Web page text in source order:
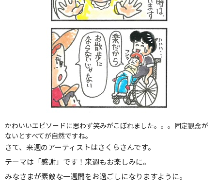
かわいいエピソードに思わず笑みがこぼれました。。。固定観念が
ないとすべてが自然ですね。
さて、来週のアーティストはさくらさんです。
テーマは「感謝」です！来週もお楽しみに。
みなさまが素敵な一週間をお過ごしになりますように。